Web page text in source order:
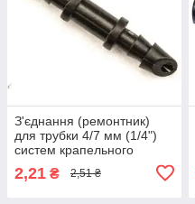
З'єднання (ремонтник)
для трубки 4/7 мм (1/4")
систем крапельного
2,21 ₴ 2,51 ₴